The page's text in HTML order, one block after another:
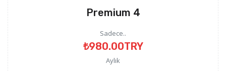
Premium 4
Sadece..
₺980.00TRY
Aylık